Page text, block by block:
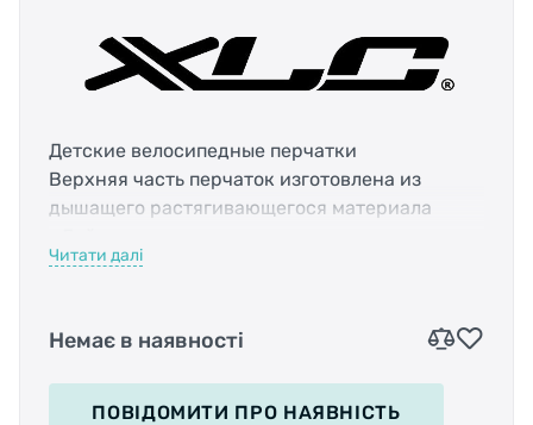
Детские велосипедные перчатки
Верхняя часть перчаток изготовлена из
дышащего растягивающегося материала
На ладонях – мягкие вставки из полиуретана,
дороги.
Возле большого пальца – вставка из махровой
ткани, которая впитывает пот
Читати далі
Немає в наявності
ПОВІДОМИТИ ПРО НАЯВНІСТЬ